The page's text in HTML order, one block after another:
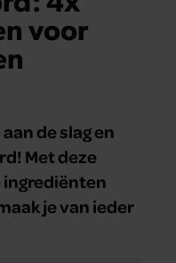
voor
de slag en
Met deze
ingrediënten
je van ieder